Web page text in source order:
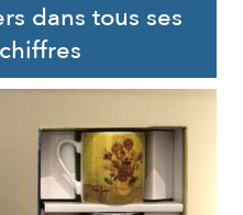
dans tous ses